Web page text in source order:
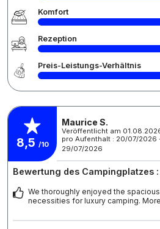
Komfort
Rezeption
Preis-Leistungs-Verhältnis
8,5 /10
Maurice S.
Veröffentlicht am
pro Aufenthalt : 20/07/2026
29/07/2026
Bewertung des Campingplatzes :
We thoroughly enjoyed the
necessities for luxury camping.